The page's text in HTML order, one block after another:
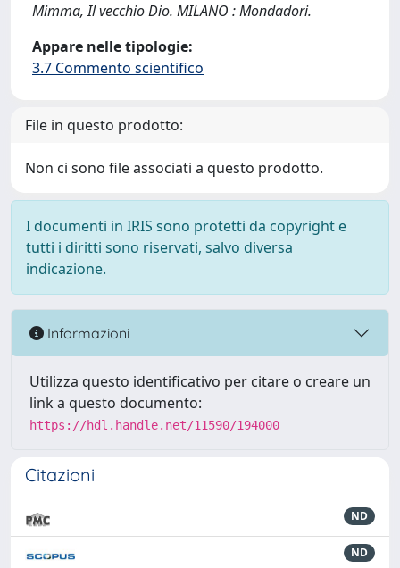
Mimma, Il vecchio Dio. MILANO : Mondadori.
Appare nelle tipologie:
3.7 Commento scientifico
File in questo prodotto:
Non ci sono file associati a questo prodotto.
I documenti in IRIS sono protetti da copyright e
tutti i diritti sono riservati, salvo diversa
indicazione.
Informazioni
Utilizza questo identificativo per citare o creare un
link a questo documento:
https://hdl.handle.net/11590/194000
Citazioni
ND
ND